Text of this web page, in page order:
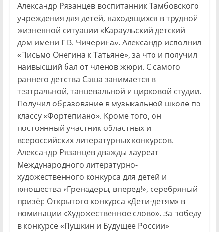
Александр Рязанцев воспитанник Тамбовского
учреждения для детей, находящихся в трудной
жизненной ситуации «Караульcкий детский
дом имени Г.В. Чичерина». Александр исполнил
«Письмо Онегина к Татьяне», за что и получил
наивысший бал от членов жюри. С самого
раннего детства Саша занимается в
театральной, танцевальной и цирковой студии.
Получил образование в музыкальной школе по
классу «Фортепиано». Кроме того, он
постоянный участник областных и
всероссийских литературных конкурсов.
Александр Рязанцев дважды лауреат
Международного литературно-
художественного конкурса для детей и
юношества «Гренадеры, вперед!», серебряный
призёр Открытого конкурса «Дети-детям» в
номинации «Художественное слово». За победу
в конкурсе «Пушкин и Будущее России»